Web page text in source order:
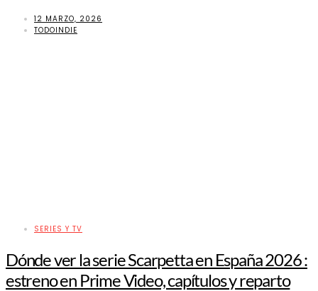
12 MARZO, 2026
TODOINDIE
SERIES Y TV
Dónde ver la serie Scarpetta en España 2026 :
estreno en Prime Video, capítulos y reparto